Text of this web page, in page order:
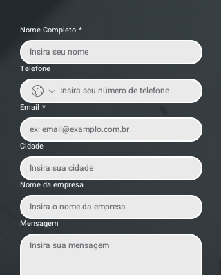
Nome Completo *
Telefone
Email *
Cidade
Nome da empresa
Mensagem